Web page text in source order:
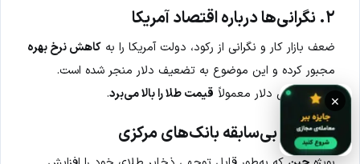
۲. نگرانی‌ها درباره اقتصاد آمریکا
ضعف بازار کار و نگرانی از رکود، دولت آمریکا را به کاهش نرخ بهره
مجبور کرده و این موضوع به تضعیف دلار منجر شده است.
کاهش ارزش دلار معمولاً قیمت طلا را بالا می‌برد.
۳. خرید بی‌سابقه بانک‌های مرکزی
×